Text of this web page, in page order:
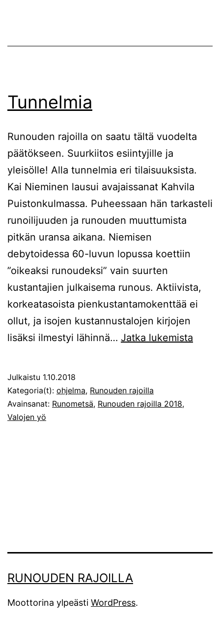
Tunnelmia
Runouden rajoilla on saatu tältä vuodelta
päätökseen. Suurkiitos esiintyjille ja
yleisölle! Alla tunnelmia eri tilaisuuksista.
Kai Nieminen lausui avajaissanat Kahvila
Puistonkulmassa. Puheessaan hän tarkasteli
runoilijuuden ja runouden muuttumista
pitkän uransa aikana. Niemisen
debytoidessa 60-luvun lopussa koettiin
”oikeaksi runoudeksi” vain suurten
kustantajien julkaisema runous. Aktiivista,
korkeatasoista pienkustantamokenttää ei
ollut, ja isojen kustannustalojen kirjojen
lisäksi ilmestyi lähinnä… Jatka lukemista
Julkaistu 1.10.2018
Kategoria(t): ohjelma, Runouden rajoilla
Avainsanat: Runometsä, Runouden rajoilla 2018,
Valojen yö
RUNOUDEN RAJOILLA
Moottorina ylpeästi WordPress.